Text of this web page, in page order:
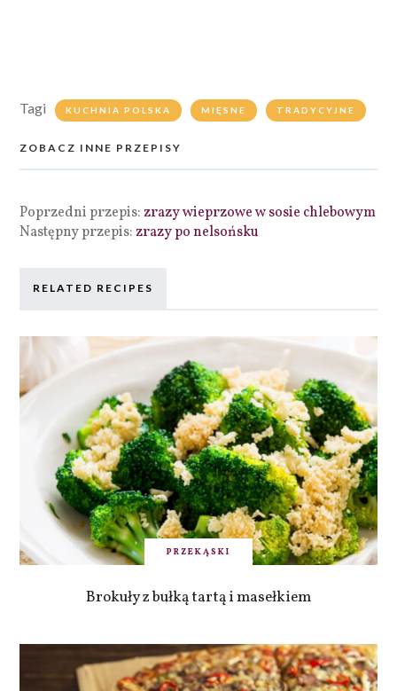
Tagi KUCHNIA POLSKA MIĘSNE TRADYCYJNE
ZOBACZ INNE PRZEPISY
Poprzedni przepis:zrazy wieprzowe w sosie chlebowym
Następny przepis:zrazy po nelsońsku
RELATED RECIPES
PRZEKĄSKI
Brokuły z bułką tartą i masełkiem